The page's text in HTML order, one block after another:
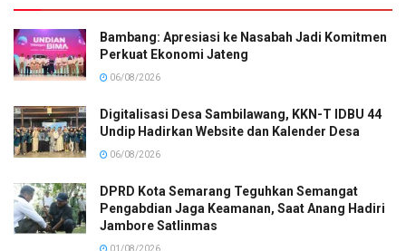
Bambang: Apresiasi ke Nasabah Jadi Komitmen
Perkuat Ekonomi Jateng
06/08/2026
Digitalisasi Desa Sambilawang, KKN-T IDBU 44
Undip Hadirkan Website dan Kalender Desa
06/08/2026
DPRD Kota Semarang Teguhkan Semangat
Pengabdian Jaga Keamanan, Saat Anang Hadiri
Jambore Satlinmas
01/08/2026